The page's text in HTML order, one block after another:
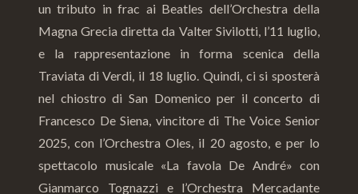
un tributo in frac ai Beatles dell’Orchestra della
Magna Grecia diretta da Valter Sivilotti, l’11 luglio,
e la rappresentazione in forma scenica della
Traviata di Verdi, il 18 luglio. Quindi, ci si sposterà
nel chiostro di San Domenico per il concerto di
Francesco De Siena, vincitore di The Voice Senior
2025, con l’Orchestra Oles, il 20 agosto, e per lo
spettacolo musicale «La favola De André» con
Gianmarco Tognazzi e l’Orchestra Mercadante